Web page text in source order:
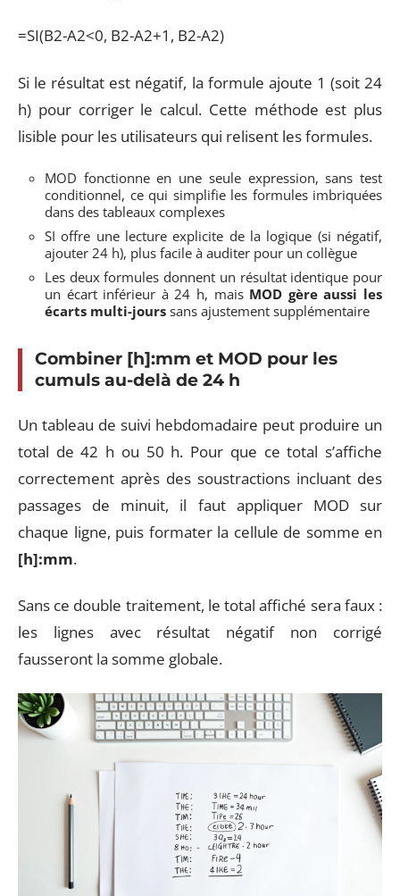
=SI(B2-A2<0, B2-A2+1, B2-A2)
Si le résultat est négatif, la formule ajoute 1 (soit 24
h) pour corriger le calcul. Cette méthode est plus
lisible pour les utilisateurs qui relisent les formules.
MOD fonctionne en une seule expression, sans test
conditionnel, ce qui simplifie les formules imbriquées
dans des tableaux complexes
SI offre une lecture explicite de la logique (si négatif,
ajouter 24 h), plus facile à auditer pour un collègue
Les deux formules donnent un résultat identique pour
un écart inférieur à 24 h, mais MOD gère aussi les
écarts multi-jours sans ajustement supplémentaire
Combiner [h]:mm et MOD pour les
cumuls au-delà de 24 h
Un tableau de suivi hebdomadaire peut produire un
total de 42 h ou 50 h. Pour que ce total s’affiche
correctement après des soustractions incluant des
passages de minuit, il faut appliquer MOD sur
chaque ligne, puis formater la cellule de somme en
[h]:mm.
Sans ce double traitement, le total affiché sera faux :
les lignes avec résultat négatif non corrigé
fausseront la somme globale.